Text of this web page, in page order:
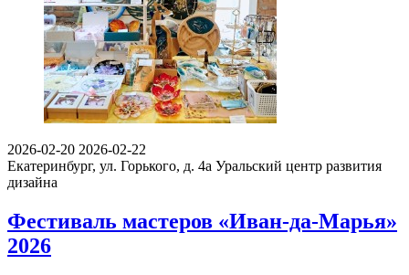
2026-02-20 2026-02-22
Екатеринбург, ул. Горького, д. 4а Уральский центр развития
дизайна
Фестиваль мастеров «Иван-да-Марья»
2026